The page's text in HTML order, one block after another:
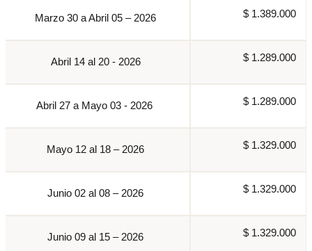
Marzo 30 a Abril 05 – 2026 $ 1.389.000
Abril 14 al 20 - 2026 $ 1.289.000
Abril 27 a Mayo 03 - 2026 $ 1.289.000
Mayo 12 al 18 – 2026 $ 1.329.000
Junio 02 al 08 – 2026 $ 1.329.000
Junio 09 al 15 – 2026 $ 1.329.000